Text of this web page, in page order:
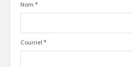
Nom *
Courriel *